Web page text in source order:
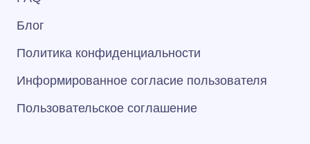
Блог
Политика конфиденциальности
Информированное согласие пользователя
Пользовательское соглашение